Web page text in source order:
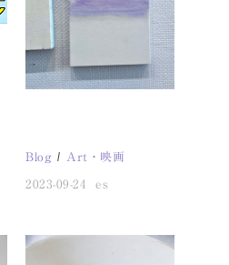
Blog Art・映画
2023-09-24 es